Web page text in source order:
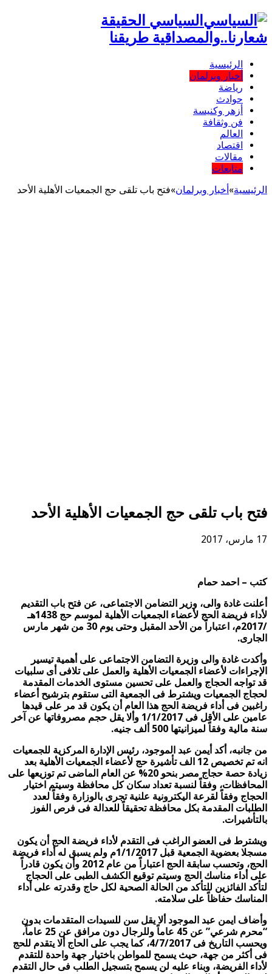
السياسي الحقيقة
شعارنا..والمصداقية طريقنا
الرئيسية
أخبار وبرلمان
رياضة
حوادث
أزهر وكنيسة
فن وثقافة
العالم
اقتصاد
مقالات
متابعات
الرئيسية»أخبار وبرلمان»فتح باب تلقى حج الجمعيات الأهلية الأحد
فتح باب تلقى حج الجمعيات الأهلية الأحد
17 مارس، 2017
كتب – احمد حمام
أعلنت غادة والى، وزير التضامن الاجتماعى، عن فتح باب التقديم
لأداء فريضة الحج لأعضاء الجمعيات الأهلية لموسم حج 1438هـ
/2017م، اعتباراً من الأحد المقبل وحتى يوم 30 من شهر مارس
الجارى.
وأكدت غادة والى وزيرة التضامن الاجتماعى على أهمية تيسير
الإجراءات لأعضاء الجمعيات الأهلية والعمل على تلافى أى سلبيات
قد تواجه الحجاج والعمل على تحسين مستوى الخدمات المقدمة
لحجاج الجمعيات ويشترط فى الجمعية التى ستقوم بترشيح أعضاء
راغبين فى أداء فريضة الحج هذا العام أن يكون قد مر على قيدها
عامين على الأقل فى 1/1/2017 وألا يقل حجم مصروفاتها عن آخر
سنة مالية وفقاً لميزانيتها 500 ألف جنيه.
من جانبه، أكد أيمن عبد الموجود، رئيس الإدارة المركزية للجمعيات
انه تم تخصيص 12 الف تأشيرة حج لأعضاء الجمعيات الأهلية بعد
زيادة حصة حجاج مصر بنحو 20% عن العام الماضى تم توزيعها على
المحافظات، وفقاً لنسبة تعداد سكان كل محافظة وسيتم اختيار
الحجاج وفقاً لقرعة اليكترونية علنية تجرى بالوزارة وفقاً لعدد
الطلبات المقدمة بكل محافظة تحقيقاً للعدالة فى فرص الفوز
بالتأشيرات.
ويشترط فى العضو الراغب فى التقدم لأداء فريضة الحج أن يكون
مسجلا بعضوية الجمعية قبل 1/1/2017م ولم يسبق له أداء فريضة
الحج، وتحسب سابقة الحج اعتباراً من عام 2012 وأن يكون قادراً
على أداء مناسك الحج وسيتم توقيع الكشف الطبى على الحجاج
لتأكد الفائزين للتأكد من الحالة الصحية لكل حاج وقدرته على أداء
المناسك حفاظاً على سلامته.
وأضاف ايمن عبد الموجود ألا يقل سن للسيدات المتقدمات بدون
“محرم شرعي” عن 45 عاماً وللرجال دون مرافق عن 25 عاماً،
ويحسب التاريخ فى 4/7/2017، كما يجب على الحاج ألا يتقدم للحج
فى أكثر من جهة، حيث يسمح للمواطن باختيار جهة واحدة للتقدم
لأداء الفريضة، وبناء عليه لن يسمح بتسجيل الطلب فى حال التقدم